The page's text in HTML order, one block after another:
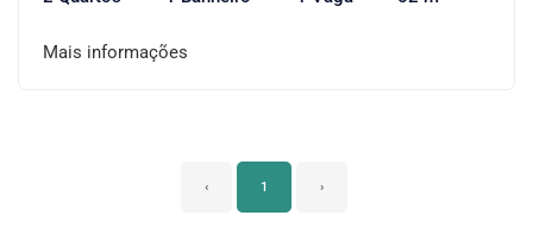
Mais informações
‹ 1 ›